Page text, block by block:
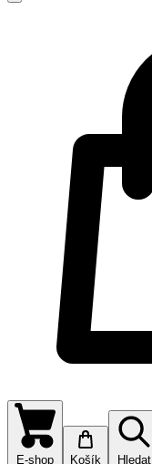
E-shop Košík Hledat